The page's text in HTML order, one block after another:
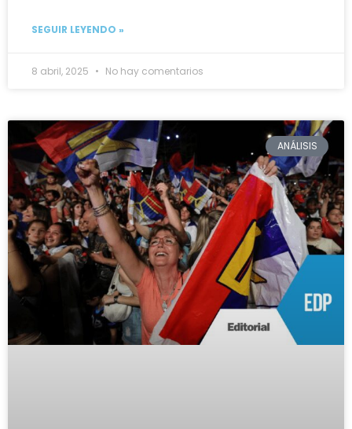
SEGUIR LEYENDO »
8 abril, 2025 No hay comentarios
ANÁLISIS